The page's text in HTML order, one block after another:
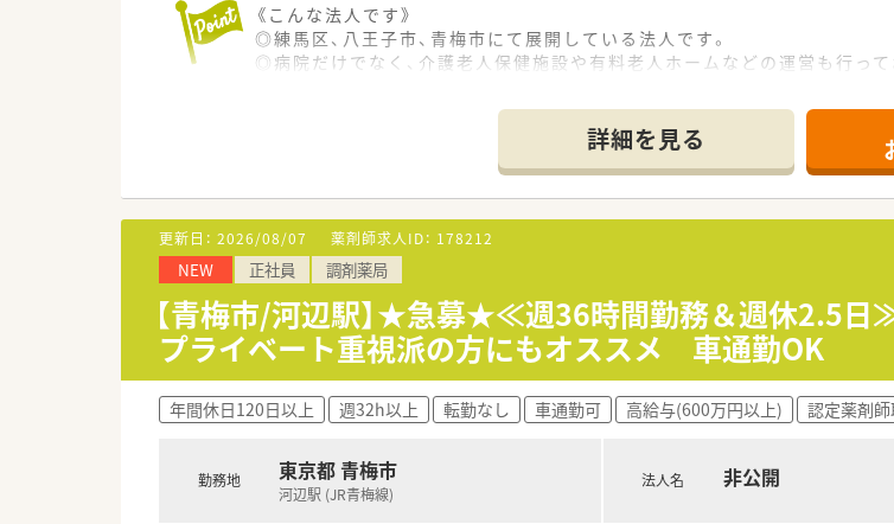
《こんな法人です》
◎練馬区、八王子市、青梅市にて展開している法人です。
◎病院だけでなく、介護老人保健施設や有料老人ホームなどの運営も行って
ex:演奏会、マグロ解体ショーなど
◎調剤・監査をメインに行っているため、負担が少なく勤務をすることがで
◎外来はほぼ全て院外処方のため、入院患者様の対応がメインになります。
◎平日は17時までの就業のため、プライベートも充実させることができま
詳細を見る
更新日： 2026/08/07 薬剤師求人ID： 178212
NEW 正社員 調剤薬局
【青梅市/河辺駅】★急募★≪週36時間勤務＆週休2.5
プライベート重視派の方にもオススメ 車通勤OK
年間休日120日以上 週32h以上 転勤なし 車通勤可 高給与(600万円以上) 認定薬剤
勤務地 東京都 青梅市
河辺駅 (JR青梅線)
法人名 非公開